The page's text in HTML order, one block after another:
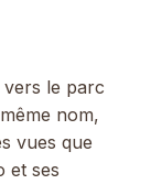
vers le parc
nom,
vues que
et ses